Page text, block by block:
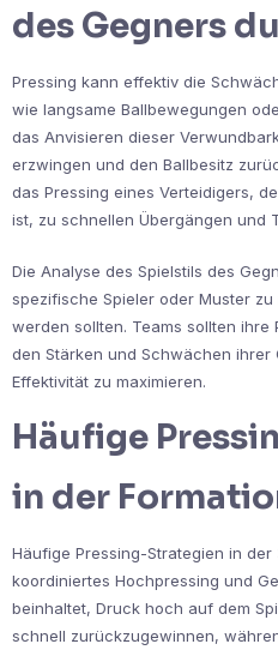
des Gegners
Pressing kann effektiv die
wie langsame Ballbewegungen
das Anvisieren dieser
erzwingen und den Ballbesitz
das Pressing eines Verteidigers,
ist, zu schnellen Übergängen und
Die Analyse des Spielstils des
spezifische Spieler oder Muster
werden sollten. Teams sollten
den Stärken und Schwächen ihrer
Effektivität zu maximieren.
Häufige
in der
Häufige Pressing-Strategien in
koordiniertes Hochpressing und
beinhaltet, Druck hoch auf dem
schnell zurückzugewinnen,